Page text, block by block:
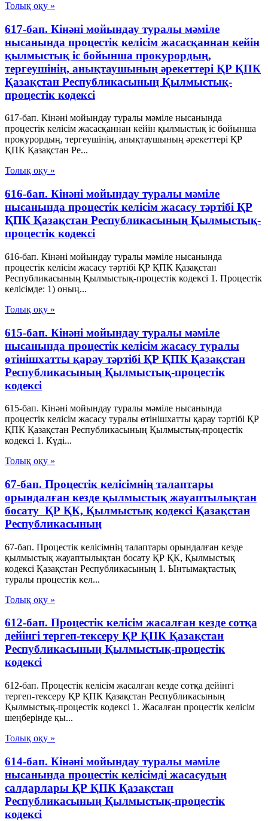
Толық оқу »
617-бап. Кінәні мойындау туралы мәміле
нысанында процестік келісім жасасқаннан кейін
қылмыстық іс бойынша прокурордың,
тергеушінің, анықтаушының әрекеттері ҚР ҚПК
Қазақстан Республикасының Қылмыстық-
процестік кодексi
617-бап. Кінәні мойындау туралы мәміле нысанында
процестік келісім жасасқаннан кейін қылмыстық іс бойынша
прокурордың, тергеушінің, анықтаушының әрекеттері ҚР
ҚПК Қазақстан Ре...
Толық оқу »
616-бап. Кінәні мойындау туралы мәміле
нысанында процестік келісім жасасу тәртібі ҚР
ҚПК Қазақстан Республикасының Қылмыстық-
процестік кодексi
616-бап. Кінәні мойындау туралы мәміле нысанында
процестік келісім жасасу тәртібі ҚР ҚПК Қазақстан
Республикасының Қылмыстық-процестік кодексi 1. Процестік
келісімде: 1) оның...
Толық оқу »
615-бап. Кінәні мойындау туралы мәміле
нысанында процестік келісім жасасу туралы
өтінішхатты қарау тәртібі ҚР ҚПК Қазақстан
Республикасының Қылмыстық-процестік
кодексi
615-бап. Кінәні мойындау туралы мәміле нысанында
процестік келісім жасасу туралы өтінішхатты қарау тәртібі ҚР
ҚПК Қазақстан Республикасының Қылмыстық-процестік
кодексi 1. Күдi...
Толық оқу »
67-бап. Процестік келісімнің талаптары
орындалған кезде қылмыстық жауаптылықтан
босату ҚР ҚК, Қылмыстық кодексi Қазақстан
Республикасының
67-бап. Процестік келісімнің талаптары орындалған кезде
қылмыстық жауаптылықтан босату ҚР ҚК, Қылмыстық
кодексi Қазақстан Республикасының 1. Ынтымақтастық
туралы процестік кел...
Толық оқу »
612-бап. Процестік келісім жасалған кезде сотқа
дейінгі тергеп-тексеру ҚР ҚПК Қазақстан
Республикасының Қылмыстық-процестік
кодексi
612-бап. Процестік келісім жасалған кезде сотқа дейінгі
тергеп-тексеру ҚР ҚПК Қазақстан Республикасының
Қылмыстық-процестік кодексi 1. Жасалған процестік келісім
шеңберінде қы...
Толық оқу »
614-бап. Кінәні мойындау туралы мәміле
нысанында процестік келісімді жасасудың
салдарлары ҚР ҚПК Қазақстан
Республикасының Қылмыстық-процестік
кодексi